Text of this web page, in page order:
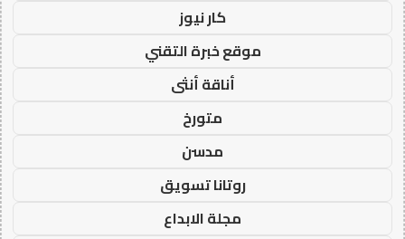
كار نيوز
موقع خبرة التقني
أناقة أنثى
متورخ
مدسن
روتانا تسويق
مجلة الابداع